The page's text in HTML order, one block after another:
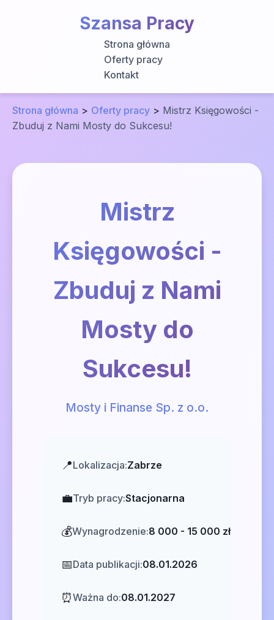
Szansa Pracy
Strona główna
Oferty pracy
Kontakt
Strona główna > Oferty pracy > Mistrz Księgowości -
Zbuduj z Nami Mosty do Sukcesu!
Mistrz
Księgowości -
Zbuduj z Nami
Mosty do
Sukcesu!
Mosty i Finanse Sp. z o.o.
📍Lokalizacja:Zabrze
💼Tryb pracy:Stacjonarna
💰Wynagrodzenie:8 000 - 15 000 zł
📅Data publikacji:08.01.2026
⏰Ważna do:08.01.2027